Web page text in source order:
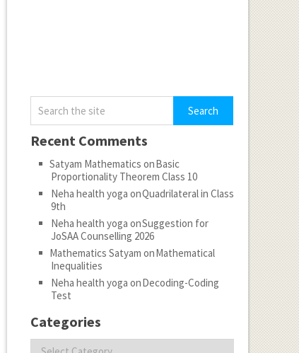
Recent Comments
Satyam Mathematics onBasic
Proportionality Theorem Class 10
Neha health yoga onQuadrilateral in Class
9th
Neha health yoga onSuggestion for
JoSAA Counselling 2026
Mathematics Satyam onMathematical
Inequalities
Neha health yoga onDecoding-Coding
Test
Categories
Categories